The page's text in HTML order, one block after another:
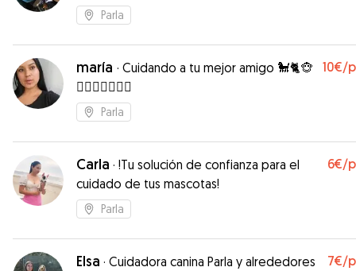
Parla
maría · Cuidando a tu mejor amigo 🐩🐈🐵
🐕‍🦺🦮🐶🐇🐔🦜
10€/
Parla
Carla · !Tu solución de confianza para el
cuidado de tus mascotas!
6€/
Parla
Elsa · Cuidadora canina Parla y alrededores 7€/